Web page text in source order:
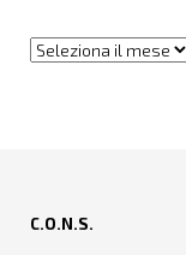
Archivi
C.O.N.S.